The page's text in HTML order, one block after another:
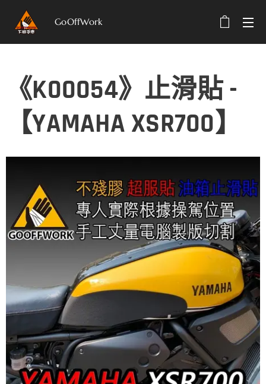
GoOffWork
《K00054》止滑貼 -
【YAMAHA XSR700】